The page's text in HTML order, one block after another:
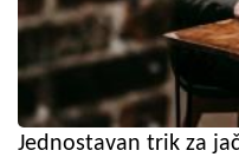
Jednostavan trik za